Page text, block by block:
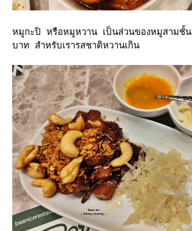
หมูกะปิ หรือหมูหวาน เป็นส่วนของหมูสามชั้น
บาท สำหรับเรารสชาติหวานเกิน